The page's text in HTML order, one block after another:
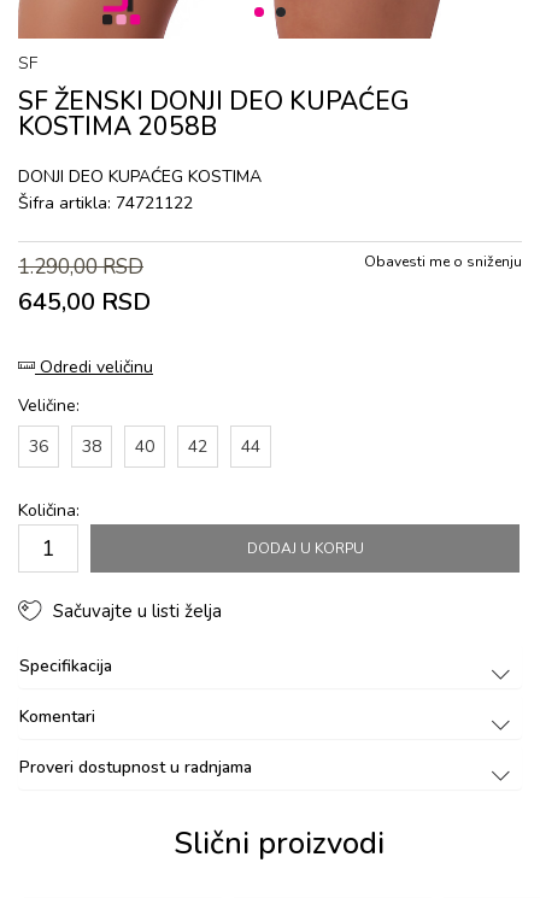
1 2
SF
SF ŽENSKI DONJI DEO KUPAĆEG
KOSTIMA 2058B
DONJI DEO KUPAĆEG KOSTIMA
Šifra artikla: 74721122
1.290,00RSD
645,00 RSD
Obavesti me o sniženju
Odredi veličinu
Veličine:
36
38 40 42 44
Količina:
DODAJ U KORPU
Sačuvajte u listi želja
Specifikacija
Komentari
Proveri dostupnost u radnjama
Slični proizvodi